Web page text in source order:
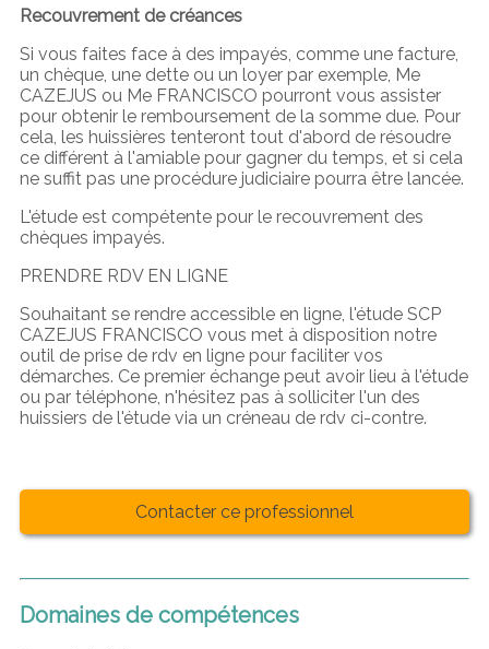
Recouvrement de créances
Si vous faites face à des impayés, comme une facture,
un chèque, une dette ou un loyer par exemple, Me
CAZEJUS ou Me FRANCISCO pourront vous assister
pour obtenir le remboursement de la somme due. Pour
cela, les huissières tenteront tout d'abord de résoudre
ce différent à l'amiable pour gagner du temps, et si cela
ne suffit pas une procédure judiciaire pourra être lancée.
L'étude est compétente pour le recouvrement des
chèques impayés.
PRENDRE RDV EN LIGNE
Souhaitant se rendre accessible en ligne, l'étude SCP
CAZEJUS FRANCISCO vous met à disposition notre
outil de prise de rdv en ligne pour faciliter vos
démarches. Ce premier échange peut avoir lieu à l'étude
ou par téléphone, n'hésitez pas à solliciter l'un des
huissiers de l'étude via un créneau de rdv ci-contre.
Contacter ce professionnel
Domaines de compétences